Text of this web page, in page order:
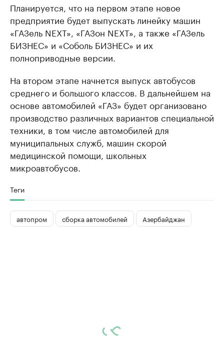
Планируется, что на первом этапе новое
предприятие будет выпускать линейку машин
«ГАЗель NEXT», «ГАЗон NEXT», а также «ГАЗель
БИЗНЕС» и «Соболь БИЗНЕС» и их
полноприводные версии.
На втором этапе начнется выпуск автобусов
среднего и большого классов. В дальнейшем на
основе автомобилей «ГАЗ» будет организовано
производство различных вариантов специальной
техники, в том числе автомобилей для
муниципальных служб, машин скорой
медицинской помощи, школьных
микроавтобусов.
Теги
автопром сборка автомобилей Азербайджан